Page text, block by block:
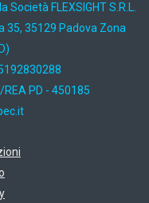
FLEXSIGHT S.R.L.
35, 35129 Padova Zona
PD - 450185